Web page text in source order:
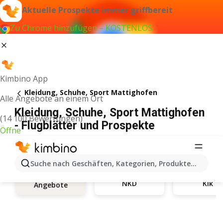
Aktuelle Prospekte immer griffbereit
Zu Chrome hinzufügen – KOSTENLOS
Kimbino App
Alle Angebote an einem Ort
(14 100 Bewertungen)
Öffne
Suche nach Geschäften, Kategorien, Produkten...
Kleidung, Schuhe, Sport Mattighofen
Kleidung, Schuhe, Sport Mattighofen
- Flugblätter und Prospekte
Angebote NKD Kik